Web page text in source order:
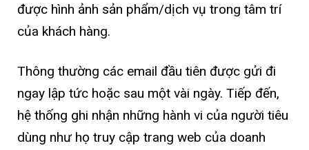
được hình ảnh sản phẩm/dịch vụ trong tâm trí
của khách hàng.
Thông thường các email đầu tiên được gửi đi
ngay lập tức hoặc sau một vài ngày. Tiếp đến,
hệ thống ghi nhận những hành vi của người tiêu
dùng như họ truy cập trang web của doanh